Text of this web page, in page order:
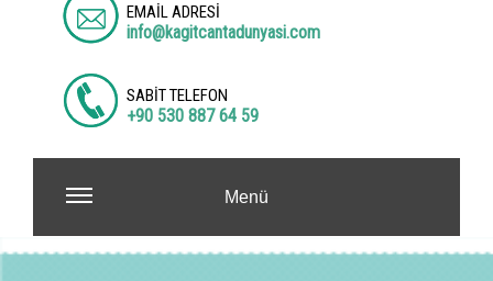
EMAİL ADRESİ
info@kagitcantadunyasi.com
SABİT TELEFON
+90 530 887 64 59
Menü